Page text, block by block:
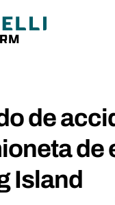
de
de
Island